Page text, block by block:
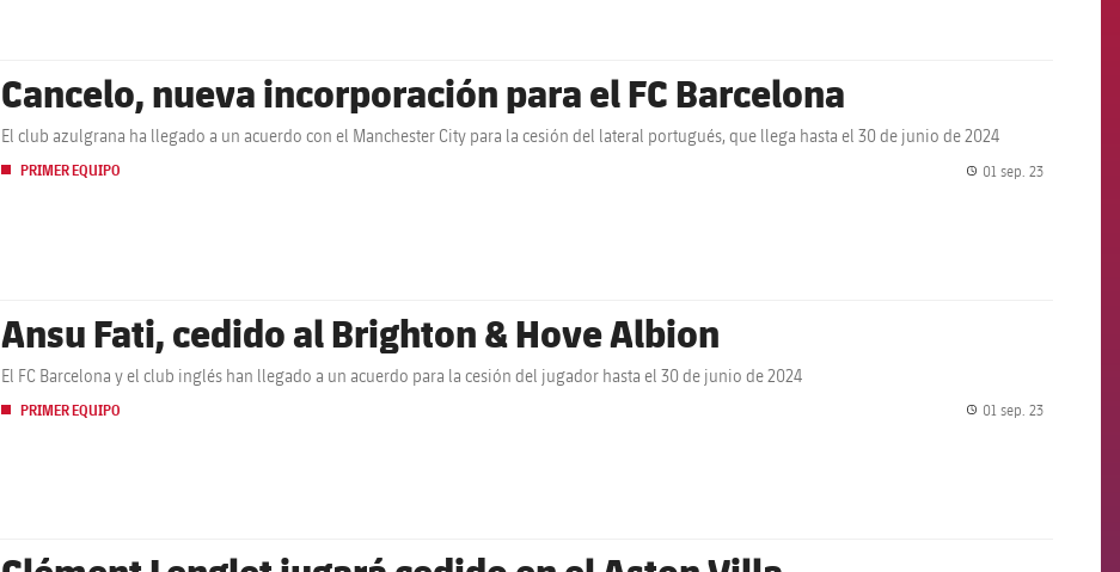
Cancelo, nueva incorporación para el FC Barcelona
El club azulgrana ha llegado a un acuerdo con el Manchester City para la cesión del lateral portugués, que llega hasta el 30 de junio de 2024
PRIMER EQUIPO 01 sep. 23
Ansu Fati, cedido al Brighton & Hove Albion
El FC Barcelona y el club inglés han llegado a un acuerdo para la cesión del jugador hasta el 30 de junio de 2024
PRIMER EQUIPO 01 sep. 23